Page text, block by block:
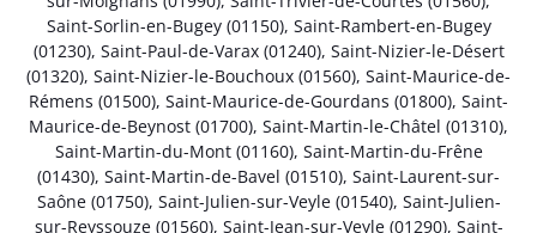
Saint-Sorlin-en-Bugey (01150), Saint-Rambert-en-Bugey
(01230), Saint-Paul-de-Varax (01240), Saint-Nizier-le-Désert
(01320), Saint-Nizier-le-Bouchoux (01560), Saint-Maurice-de-
Rémens (01500), Saint-Maurice-de-Gourdans (01800), Saint-
Maurice-de-Beynost (01700), Saint-Martin-le-Châtel (01310),
Saint-Martin-du-Mont (01160), Saint-Martin-du-Frêne
(01430), Saint-Martin-de-Bavel (01510), Saint-Laurent-sur-
Saône (01750), Saint-Julien-sur-Veyle (01540), Saint-Julien-
sur-Reyssouze (01560), Saint-Jean-sur-Veyle (01290), Saint-